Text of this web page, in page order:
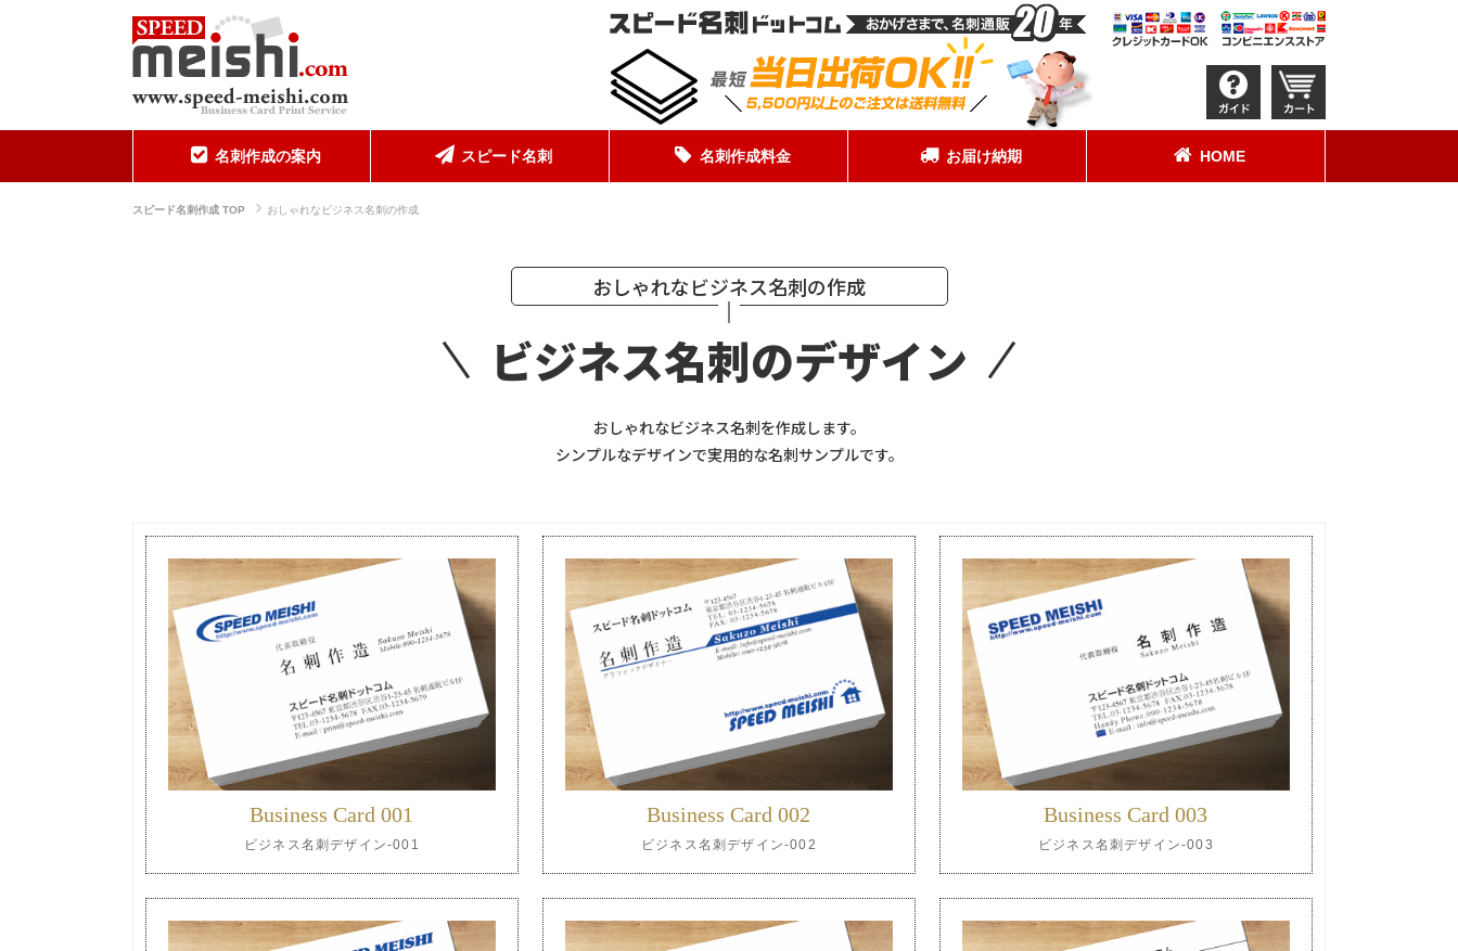
名刺作成の案内 スピード名刺 名刺作成料金 お届け納期 HOME
スピード名刺作成 TOP おしゃれなビジネス名刺の作成
おしゃれなビジネス名刺の作成
ビジネス名刺のデザイン
おしゃれなビジネス名刺を作成します。
シンプルなデザインで実用的な名刺サンプルです。
Business Card 001
ビジネス名刺デザイン-001
Business Card 002
ビジネス名刺デザイン-002
Business Card 003
ビジネス名刺デザイン-003